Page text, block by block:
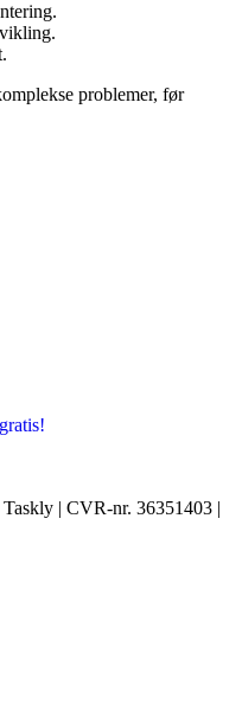
problemer, før
| CVR-nr. 36351403 |